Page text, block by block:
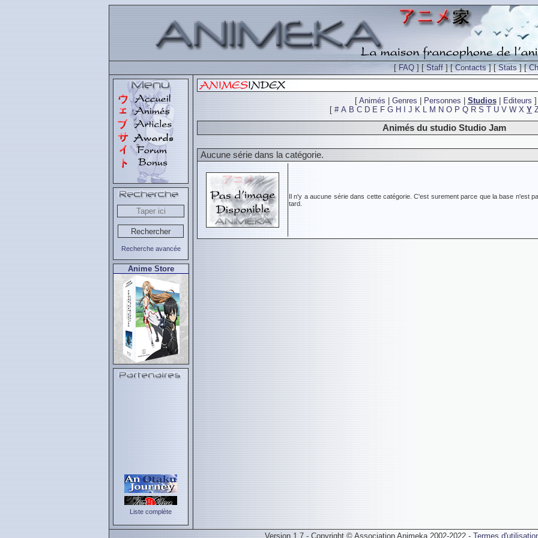
[FAQ ] [Staff ] [Contacts] [Stats] [
Recherche avancée
Anime Store
Liste complète
[ Animés Genres Personnes Studios| Editeurs ]
[ # A B C D E F G H J K L M N O P Q R S T U V W X Y
Animés du studio Studio Jam
Aucune série dans la catégorie.
Il n'y a aucune série dans cette catégorie. C'est surement parce que la base n'est
tard.
Version 1.7 - Copyright © Association Animeka 2002-2022 - Termes